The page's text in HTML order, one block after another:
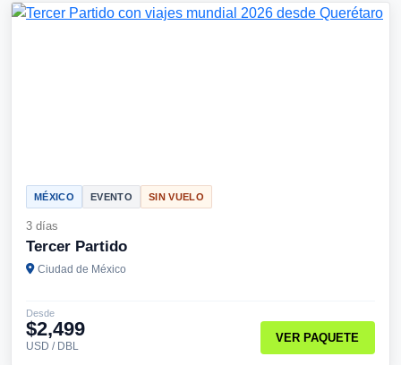
MÉXICO EVENTO SIN VUELO
3 días
Tercer Partido
Ciudad de México
Desde
$2,499
USD / DBL
VER PAQUETE